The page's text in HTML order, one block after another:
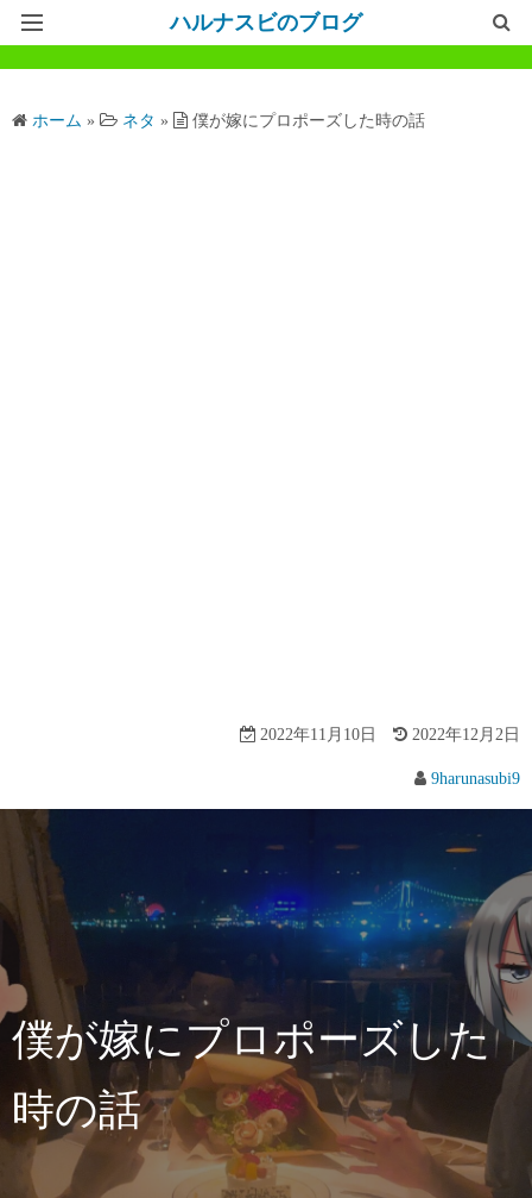
ハルナスビのブログ
記事一覧
ホームページ
ホーム » ネタ » 僕が嫁にプロポーズした時の話
2022年11月10日 2022年12月2日
9harunasubi9
僕が嫁にプロポーズした
時の話